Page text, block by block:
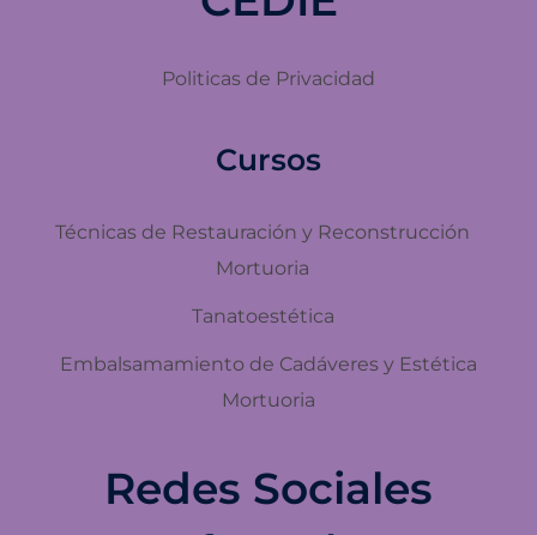
Politicas de Privacidad
Cursos
Técnicas de Restauración y Reconstrucción
Mortuoria
Tanatoestética
Embalsamamiento de Cadáveres y Estética
Mortuoria
Redes Sociales